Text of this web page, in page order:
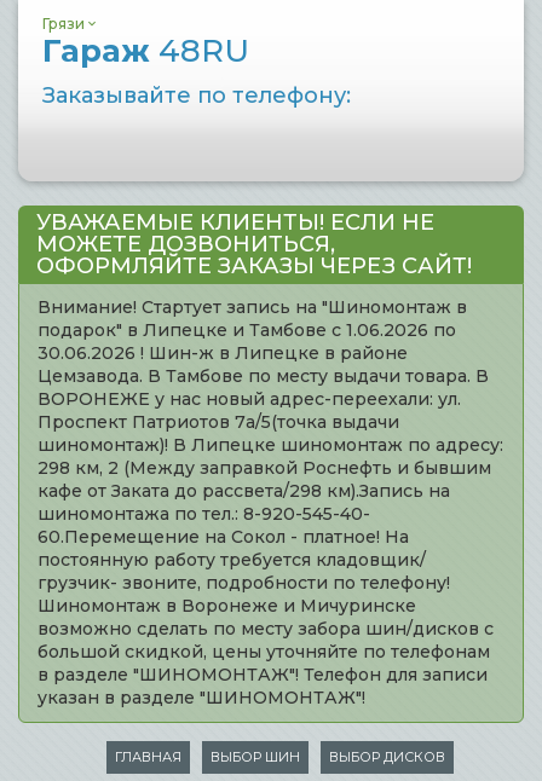
Грязи
Гараж 48RU
Заказывайте по телефону:
УВАЖАЕМЫЕ КЛИЕНТЫ! ЕСЛИ НЕ
МОЖЕТЕ ДОЗВОНИТЬСЯ,
ОФОРМЛЯЙТЕ ЗАКАЗЫ ЧЕРЕЗ САЙТ!
Внимание! Стартует запись на "Шиномонтаж в
подарок" в Липецке и Тамбове с 1.06.2026 по
30.06.2026 ! Шин-ж в Липецке в районе
Цемзавода. В Тамбове по месту выдачи товара. В
ВОРОНЕЖЕ у нас новый адрес-переехали: ул.
Проспект Патриотов 7а/5(точка выдачи
шиномонтаж)! В Липецке шиномонтаж по адресу:
298 км, 2 (Между заправкой Роснефть и бывшим
кафе от Заката до рассвета/298 км).Запись на
шиномонтажа по тел.: 8-920-545-40-
60.Перемещение на Сокол - платное! На
постоянную работу требуется кладовщик/
грузчик- звоните, подробности по телефону!
Шиномонтаж в Воронеже и Мичуринске
возможно сделать по месту забора шин/дисков с
большой скидкой, цены уточняйте по телефонам
в разделе "ШИНОМОНТАЖ"! Телефон для записи
указан в разделе "ШИНОМОНТАЖ"!
ГЛАВНАЯ ВЫБОР ШИН ВЫБОР ДИСКОВ